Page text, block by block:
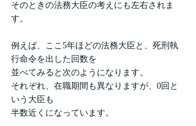
そのときの法務大臣の考えにも左右されま
す。
例えば、ここ5年ほどの法務大臣と、死刑執
行命令を出した回数を
並べてみると次のようになります。
それぞれ、在職期間も異なりますが、0回と
いう大臣も
半数近くになっています。